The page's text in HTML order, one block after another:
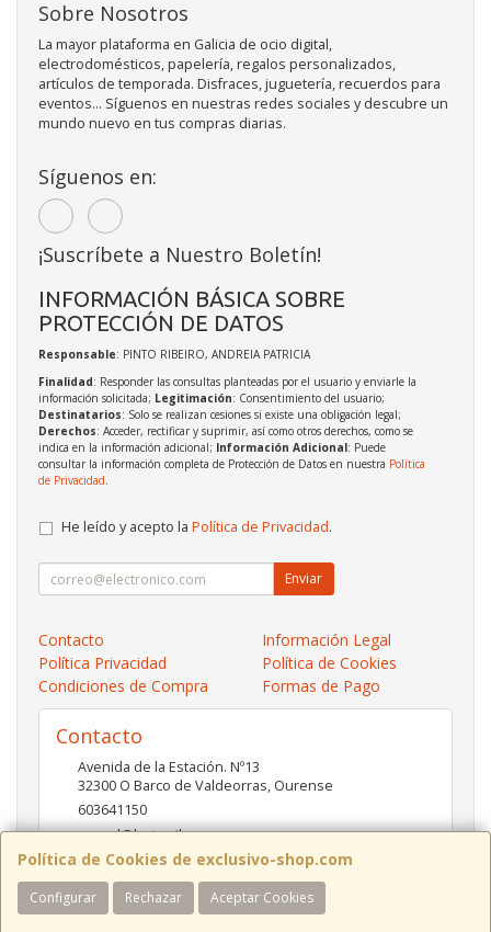
Política de Cookies de exclusivo-shop.com
Configurar Rechazar Aceptar Cookies
Sobre Nosotros
La mayor plataforma en Galicia de ocio digital,
electrodomésticos, papelería, regalos personalizados,
artículos de temporada. Disfraces, juguetería, recuerdos para
eventos... Síguenos en nuestras redes sociales y descubre un
mundo nuevo en tus compras diarias.
Síguenos en:
¡Suscríbete a Nuestro Boletín!
INFORMACIÓN BÁSICA SOBRE
PROTECCIÓN DE DATOS
Responsable: PINTO RIBEIRO, ANDREIA PATRICIA
Finalidad: Responder las consultas planteadas por el usuario y enviarle la
información solicitada; Legitimación: Consentimiento del usuario;
Destinatarios: Solo se realizan cesiones si existe una obligación legal;
Derechos: Acceder, rectificar y suprimir, así como otros derechos, como se
indica en la información adicional; Información Adicional: Puede
consultar la información completa de Protección de Datos en nuestra Política
de Privacidad.
He leído y acepto la Política de Privacidad.
Enviar
Contacto
Información Legal
Política Privacidad
Política de Cookies
Condiciones de Compra
Formas de Pago
Contacto
Avenida de la Estación. Nº13
32300 O Barco de Valdeorras, Ourense
603641150
pc-red@hotmail.es
Horario